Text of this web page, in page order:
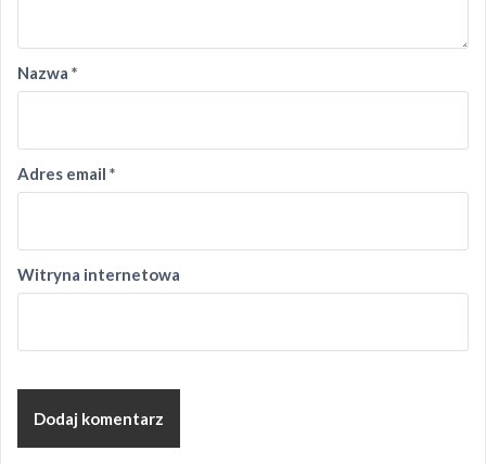
Nazwa *
Adres email *
Witryna internetowa